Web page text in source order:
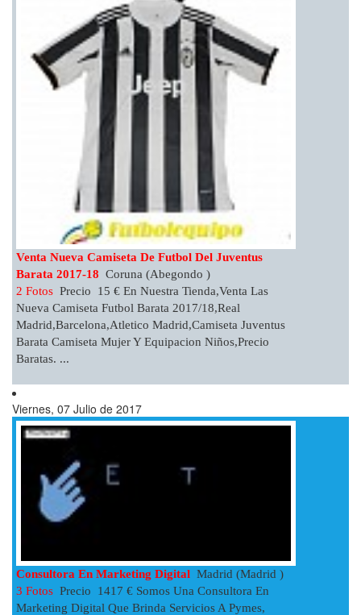
Venta Nueva Camiseta De Futbol Del Juventus
Barata 2017-18 Coruna (Abegondo )
2 Fotos Precio 15 € En Nuestra Tienda,venta Las
Nueva Camiseta Futbol Barata 2017/18,real
Madrid,barcelona,atletico Madrid,camiseta Juventus
Barata Camiseta Mujer Y Equipacion Niños,precio
Baratas. ...
Viernes, 07 Julio de 2017
Consultora En Marketing Digital Madrid (Madrid )
3 Fotos Precio 1417 € Somos Una Consultora En
Marketing Digital Que Brinda Servicios A Pymes,